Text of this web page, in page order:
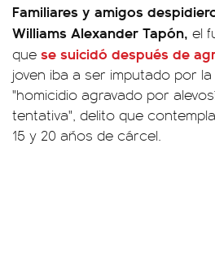
Familiares y amigos
Williams Alexander Tapón, el
que se suicidó después de
joven iba a ser imputado por
"homicidio agravado por
tentativa", delito que
15 y 20 años de cárcel.